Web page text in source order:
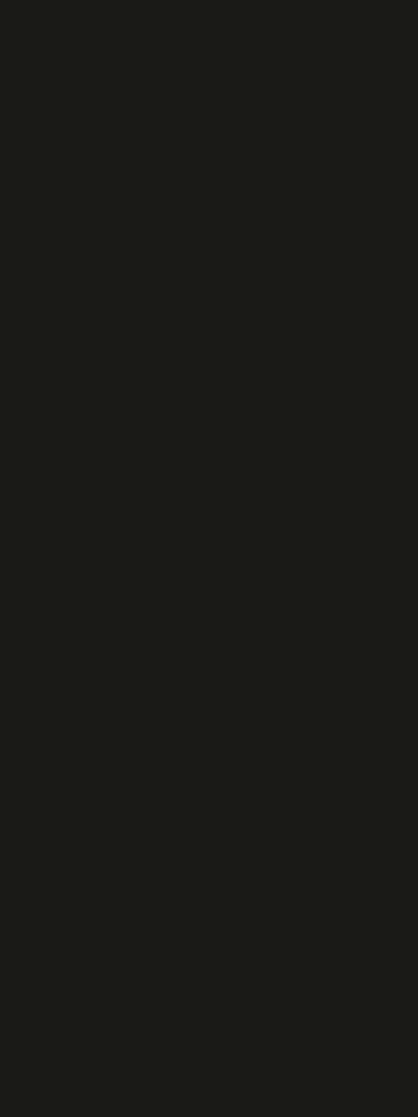
para fora com desvio, após um toque
o placar aos 35: Covea cobrou
contra, fazendo 1 a 0.
com Kadu e Cristian Medina e outra
aos 11, finalizaram com
Correa deu um bonito toquinho por
e marcar, agora a favor: 1 a 1.
o time, o Botafogo seguiu
encontrou Tucu Correa, que serviu
2 a 1 para o Fogão na Venezuela.